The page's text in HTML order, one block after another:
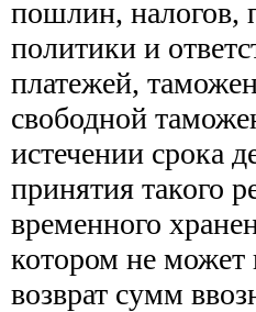
пошлин, налогов,
политики и
платежей,
свободной
истечении срока
принятия такого
временного
котором не
возврат сумм